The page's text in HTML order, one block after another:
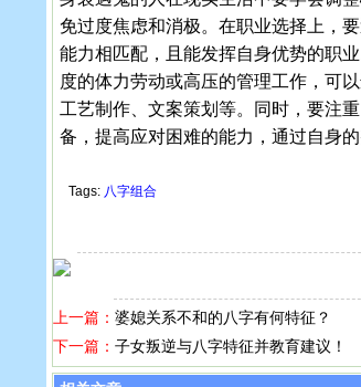
免过度焦虑和消极。在职业选择上，
能力相匹配，且能发挥自身优势的职
度的体力劳动或高压的管理工作，可
工艺制作、文案策划等。同时，要注
备，提高应对困难的能力，通过自身的
Tags: 八字组合
上一篇： 婆媳关系不和的八字有何特征？
下一篇： 子女叛逆与八字特征并教育建议！